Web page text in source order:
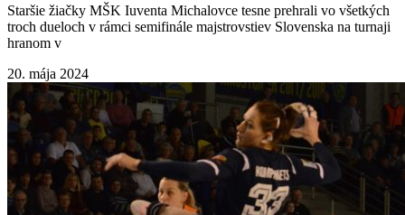
Staršie žiačky MŠK Iuventa Michalovce tesne prehrali vo všetkých
troch dueloch v rámci semifinále majstrovstiev Slovenska na turnaji
hranom v
20. mája 2024